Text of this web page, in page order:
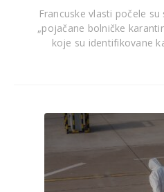
Francuske vlasti počele
„pojačane bolničke
koje su identifikovane